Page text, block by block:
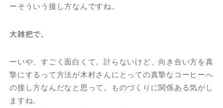
ーそういう接し方なんですね。
大雑把で。
ーいや、すごく面白くて。計らないけど、向き合い方を真
摯にするって方法が木村さんにとっての真摯なコーヒーへ
の接し方なんだなと思って。ものづくりに関係ある気がし
ますね。